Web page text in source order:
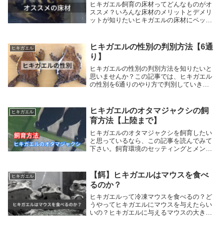
ヒキガエル飼育の床材ってどんなものがオ
ススメ？いろんな床材のメリットとデメリ
ットが知りたいヒキガエルの床材にペット
を受けています。・YouTubeチャンネル 登
録者...
ヒキガエル
ヒキガエルの性別の判別方法【6通
り】
ヒキガエルの性別の判別方法を知りたいと
思いませんか？この記事では、ヒキガエル
の性別を6通りのやり方で判別していきま
もに知ることで、ヒキガエルの飼育がさら
に広がるでしょう。
ヒキガエル
ヒキガエルのオタマジャクシの飼
育方法【上陸まで】
ヒキガエルのオタマジャクシを飼育したい
と思っているなら、この記事を読んでみて
下さい。飼育環境のセッティングとメンテ
います。これを読めば、ヒキガエルのオタ
マジャクシで困ることはありません。
ヒキガエル
【餌】ヒキガエルはマウスを食べ
るのか？
ヒキガエルって冷凍マウスを食べるの？ど
うやってヒキガエルにマウスを与えたらい
いの？ヒキガエルに与えるマウスの大きさ